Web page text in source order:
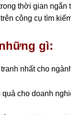
thời gian
công cụ tìm
gì:
nhất cho
cho doanh